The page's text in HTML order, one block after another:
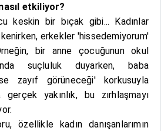
etkiliyor?
keskin bir bıçak gibi... Kadınlar
erkekler 'hissedemiyorum'
bir anne çocuğunun okul
suçluluk duyarken, baba
zayıf görüneceği' korkusuyla
yakınlık, bu zırhlaşmayı
özellikle kadın danışanlarımın